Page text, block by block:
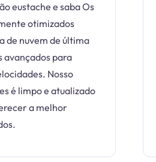
eustache e saba Os
otimizados
de nuvem de última
avançados para
Nosso
é limpo e atualizado
a melhor